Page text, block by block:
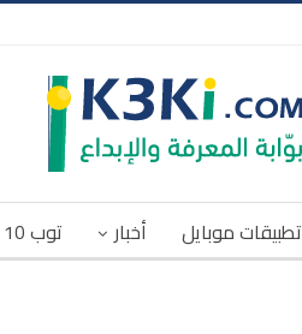
تطبيقات موبايل أخبار توب 10